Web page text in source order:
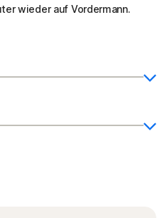
wieder auf Vordermann.